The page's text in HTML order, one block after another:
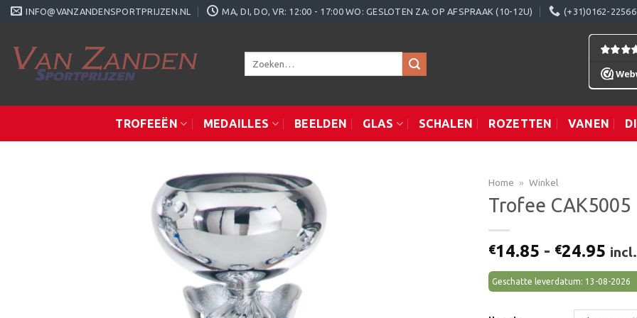
Ga
INFO@VANZANDENSPORTPRIJZEN.NL MA, DI, DO, VR: 12:00 - 17:00 WO: GESLOTEN ZA: OP AFSPRAAK (10-12U) (+31)0162-
Zoeken
TROFEEËN MEDAILLES BEELDEN GLAS SCHALEN ROZETTEN VANEN
Home » Winkel
Trofee CAK5005
€14.85 - €24.95
tot
Geschatte leverdatum: 13-08-2026